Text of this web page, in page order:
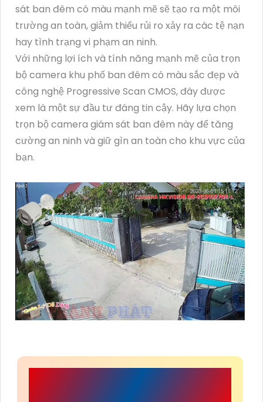
sát ban đêm có màu mạnh mẽ sẽ tạo ra một môi
trường an toàn, giảm thiểu rủi ro xảy ra các tệ nạn
hay tình trạng vi phạm an ninh.
Với những lợi ích và tính năng mạnh mẽ của trọn
bộ camera khu phố ban đêm có màu sắc đẹp và
công nghệ Progressive Scan CMOS, đây được
xem là một sự đầu tư đáng tin cậy. Hãy lựa chọn
trọn bộ camera giám sát ban đêm này để tăng
cường an ninh và giữ gìn an toàn cho khu vực của
bạn.